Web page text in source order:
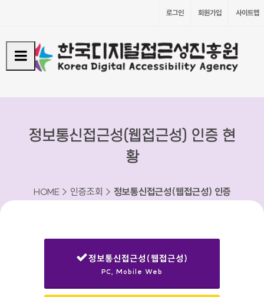
로그인 회원가입 사이트맵
정보통신접근성(웹접근성) 인증 현
황
HOME > 인증조회 > 정보통신접근성(웹접근성) 인증
정보통신접근성(웹접근성)
PC, Mobile Web